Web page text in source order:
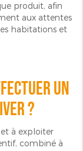
produit, afin
aux attentes
habitations et
un
?
à exploiter
combiné à